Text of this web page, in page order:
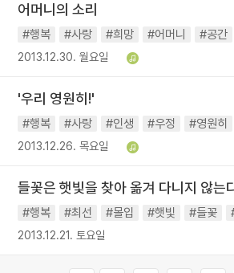
어머니의 소리
#행복 #사랑 #희망 #어머니 #공간
2013.12.30. 월요일
'우리 영원히!'
#행복 #사랑 #인생 #우정 #영원히
2013.12.26. 목요일
들꽃은 햇빛을 찾아 옮겨 다니지 않는
#행복 #최선 #몰입 #햇빛 #들꽃
2013.12.21. 토요일